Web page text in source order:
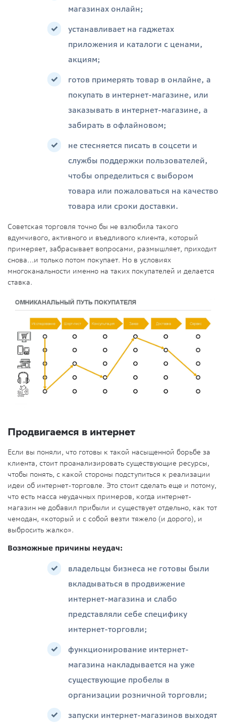
магазинах онлайн;
устанавливает на гаджетах
приложения и каталоги с ценами,
акциям;
готов примерять товар в онлайне, а
покупать в интернет-магазине, или
заказывать в интернет-магазине, а
забирать в офлайновом;
не стесняется писать в соцсети и
службы поддержки пользователей,
чтобы определиться с выбором
товара или пожаловаться на качество
товара или сроки доставки.
Советская торговля точно бы не взлюбила такого
вдумчивого, активного и въедливого клиента, который
примеряет, забрасывает вопросами, размышляет, приходит
снова…и только потом покупает. Но в условиях
многоканальности именно на таких покупателей и делается
ставка.
Продвигаемся в интернет
Если вы поняли, что готовы к такой насыщенной борьбе за
клиента, стоит проанализировать существующие ресурсы,
чтобы понять, с какой стороны подступиться к реализации
идеи об интернет-торговле. Это стоит сделать еще и потому,
что есть масса неудачных примеров, когда интернет-
магазин не добавил прибыли и существует отдельно, как тот
чемодан, «который и с собой везти тяжело (и дорого), и
выбросить жалко».
Возможные причины неудач:
владельцы бизнеса не готовы были
вкладываться в продвижение
интернет-магазина и слабо
представляли себе специфику
интернет-торговли;
функционирование интернет-
магазина накладывается на уже
существующие пробелы в
организации розничной торговли;
запуски интернет-магазинов выходят